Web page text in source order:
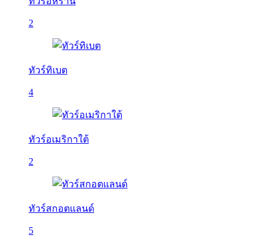
2
ทัวร์ทิเบต
4
ทัวร์อเมริกาใต้
2
ทัวร์สกอตแลนด์
5